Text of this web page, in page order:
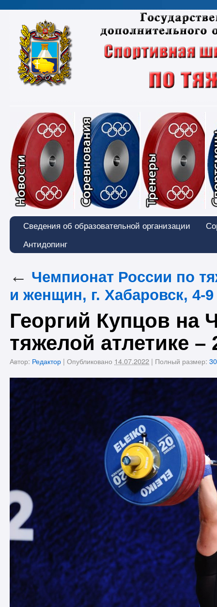
Новости Соревнования
Сведения об образовательной организации
Антидопинг
← Чемпионат России по
и женщин, г. Хабаровск, 4-
Георгий Купцов на
тяжелой атлетике –
Автор: Редактор | Опубликовано 14.07.2022 | Полный размер: